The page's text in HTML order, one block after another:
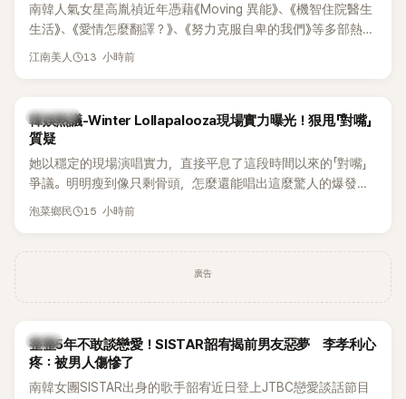
南韓人氣女星高胤禎近年憑藉《Moving 異能》、《機智住院醫生
生活》、《愛情怎麼翻譯？》、《努力克服自卑的我們》等多部熱門
作品，躍升為韓劇新一代女神代表，不僅演技備受肯定，精緻
細身材下的超狂背肌與肩膀線條，反差感十足，讓不少網友看
傻直呼：「原來她身材這麼猛！」
江南美人 13 小時前
熱議討論
韓娛熱議-Winter Lollapalooza現場實力曝光！狠甩「對嘴」
質疑
她以穩定的現場演唱實力，直接平息了這段時間以來的「對嘴」
爭議。明明瘦到像只剩骨頭，怎麼還能唱出這麼驚人的爆發力
和音量？
泡菜鄉民 15 小時前
廣告
韓星
整整5年不敢談戀愛！SISTAR韶宥揭前男友惡夢 李孝利心
疼：被男人傷慘了
南韓女團SISTAR出身的歌手韶宥近日登上JTBC戀愛談話節目